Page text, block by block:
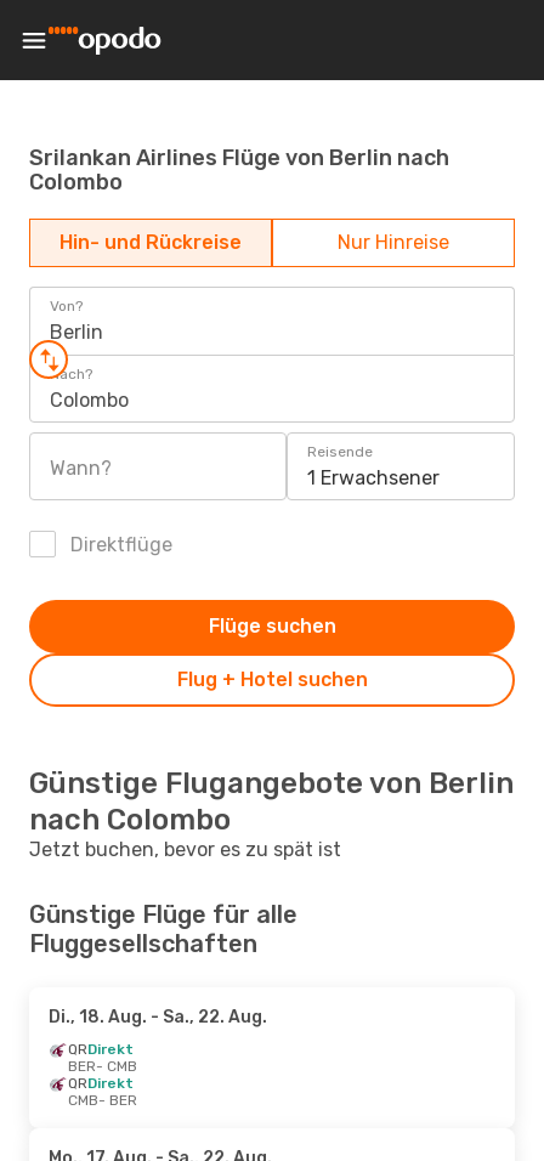
Srilankan Airlines Flüge von Berlin nach
Colombo
Hin- und Rückreise Nur Hinreise
Von?
Berlin
Nach?
Colombo
Wann?
Reisende
1 Erwachsener
Direktflüge
Flug + Hotel suchen
Flüge suchen
Günstige Flugangebote von Berlin
nach Colombo
Jetzt buchen, bevor es zu spät ist
Günstige Flüge für alle
Fluggesellschaften
Di., 18. Aug. - Sa., 22. Aug.
QRDirekt
BER- CMB
QRDirekt
CMB- BER